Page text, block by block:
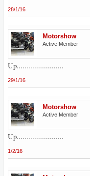
28/1/16
Motorshow
Active Member
Up........................
29/1/16
Motorshow
Active Member
Up........................
1/2/16